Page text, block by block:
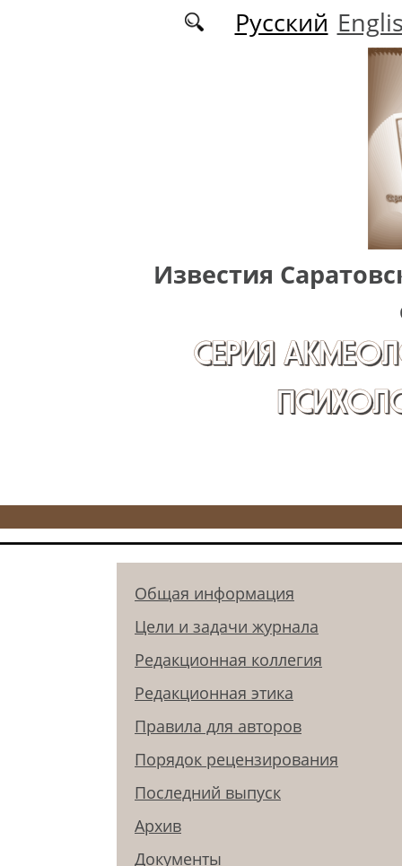
Перейти к основному содержаниюРусский
Известия
СЕРИЯ
Общая информация
Цели и задачи журнала
Редакционная коллегия
Редакционная этика
Правила для авторов
Порядок рецензирования
Последний выпуск
Архив
Документы